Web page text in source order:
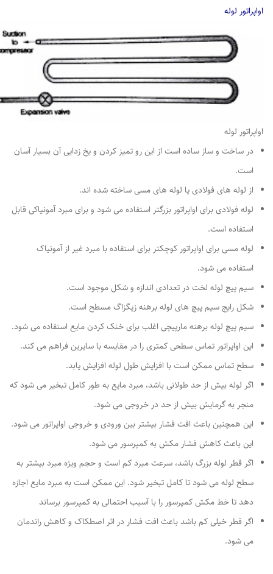
اواپراتور لوله
اواپراتور لوله
در ساخت و ساز ساده است از این رو تمیز کردن و یخ زدایی آن بسیار آسان
است.
از لوله های فولادی یا لوله های مسی ساخته شده اند.
لوله فولادی برای اواپراتور بزرگتر استفاده می شود و برای مبرد آمونیاکی قابل
استفاده است.
لوله مسی برای اواپراتور کوچکتر برای استفاده با مبرد غیر از آمونیاک
استفاده می شود.
سیم پیچ لوله لخت در تعدادی اندازه و شکل موجود است.
شکل رایج سیم پیچ های لوله برهنه زیگزاگ مسطح است.
سیم پیچ لوله برهنه مارپیچی اغلب برای خنک کردن مایع استفاده می شود.
این اواپراتور تماس سطحی کمتری را در مقایسه با سایرین فراهم می کند.
سطح تماس ممکن است با افزایش طول لوله افزایش یابد.
اگر لوله بیش از حد طولانی باشد، مبرد مایع به طور کامل تبخیر می شود که
منجر به گرمایش بیش از حد در خروجی می شود.
این همچنین باعث افت فشار بیشتر بین ورودی و خروجی اواپراتور می شود.
این باعث کاهش فشار مکش به کمپرسور می شود.
اگر قطر لوله بزرگ باشد، سرعت مبرد کم است و حجم ویژه مبرد بیشتر به
سطح لوله می شود تا کامل تبخیر شود. این ممکن است به مبرد مایع اجازه
دهد تا خط مکش کمپرسور را با آسیب احتمالی به کمپرسور برساند
اگر قطر خیلی کم باشد باعث افت فشار در اثر اصطکاک و کاهش راندمان
می شود.